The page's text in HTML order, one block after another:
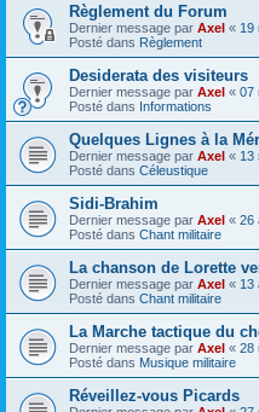
Règlement du Forum
Dernier message par Axel « 19
Posté dans Règlement
Desiderata des visiteurs
Dernier message par Axel « 07
Posté dans Informations
Quelques Lignes à la
Dernier message par Axel « 13
Posté dans Céleustique
Sidi-Brahim
Dernier message par Axel « 26
Posté dans Chant militaire
La chanson de Lorette
Dernier message par Axel « 13
Posté dans Chant militaire
La Marche tactique du
Dernier message par Axel « 28
Posté dans Musique militaire
Réveillez-vous Picards